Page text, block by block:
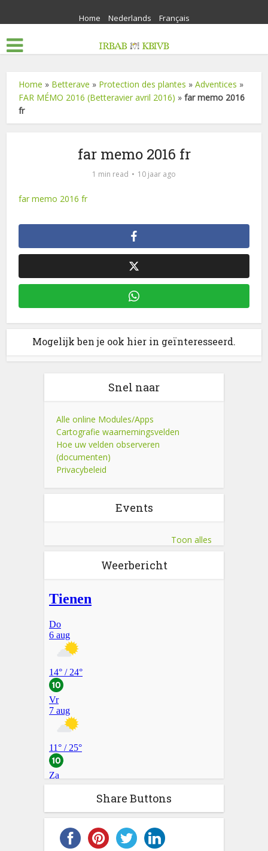
Home Nederlands Français
Home » Betterave » Protection des plantes »Adventices »
FAR MÉMO 2016 (Betteravier avril 2016) »far memo 2016
fr
far memo 2016 fr
1 min read 10 jaar ago
far memo 2016 fr
Mogelijk ben je ook hier in geïnteresseerd.
Snel naar
Alle online Modules/Apps
Cartografie waarnemingsvelden
Hoe uw velden observeren
(documenten)
Privacybeleid
Events
Toon alles
Weerbericht
Share Buttons